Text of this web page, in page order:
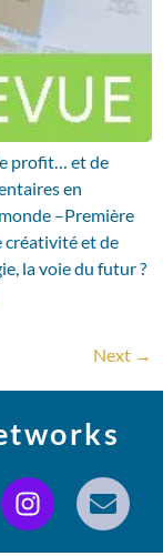
profit… et de
en
–Première
créativité et de
la voie du futur ?
Next →